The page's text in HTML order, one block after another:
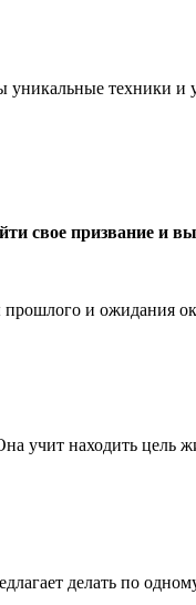
техники
свое призвание и
и ожидания
учит находить цель
делать по